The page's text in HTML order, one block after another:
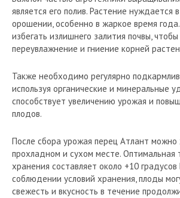
является его полив. Растение нуждается
орошении, особенно в жаркое время
избегать излишнего залития почвы,
переувлажнение и гниение корней
Также необходимо регулярно
используя органические и минеральные
способствует увеличению урожая и
плодов.
После сбора урожая перец Атлант можно
прохладном и сухом месте. Оптимальная
хранения составляет около +10 градусов
соблюдении условий хранения, плоды
свежесть и вкусность в течение